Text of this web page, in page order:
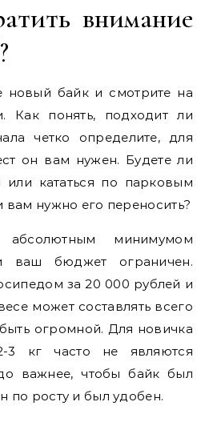
внимание
новый байк и смотрите на
Как понять, подходит ли
четко определите, для
он вам нужен. Будете ли
кататься по парковым
нужно его переносить?
минимумом
ваш бюджет ограничен.
за 20 000 рублей и
может составлять всего
огромной. Для новичка
3 кг часто не являются
важнее, чтобы байк был
по росту и был удобен.